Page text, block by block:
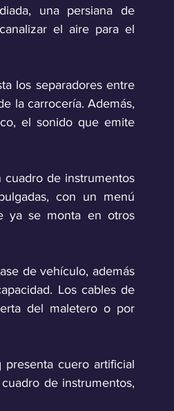
una persiana de
el aire para el
los separadores entre
la carrocería. Además,
el sonido que emite
cuadro de instrumentos
con un menú
ya se monta en otros
de vehículo, además
Los cables de
del maletero o por
cuero artificial
de instrumentos,